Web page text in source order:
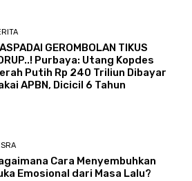
GEROMBOLAN TIKUS
Purbaya: Utang Kopdes
Putih Rp 240 Triliun Dibayar
APBN, Dicicil 6 Tahun
Cara Menyembuhkan
Emosional dari Masa Lalu?